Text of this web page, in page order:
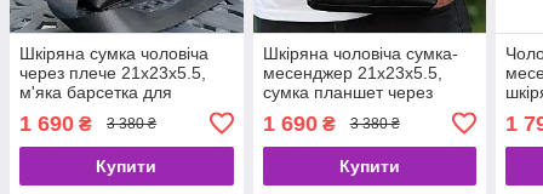
Шкіряна сумка чоловіча
через плече 21х23х5.5,
м'яка барсетка для
гаджетів Tiding Bag 12977
чорна
1 690 ₴ 3 380 ₴
Купити
Шкіряна чоловіча сумка-
месенджер 21х23х5.5,
сумка планшет через
чорна
1 690₴ 3 380 ₴
Купити
1